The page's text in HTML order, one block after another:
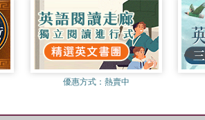
優惠方式： 熱賣中